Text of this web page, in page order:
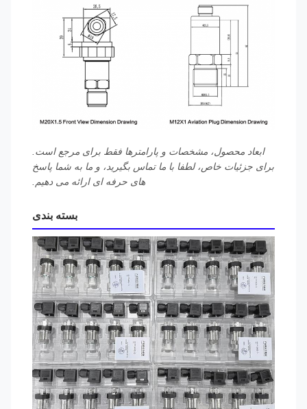
ابعاد محصول، مشخصات و پارامترها فقط برای مرجع است.
برای جزئیات خاص، لطفا با ما تماس بگیرید، و ما به شما پاسخ
های حرفه ای ارائه می دهیم.
بسته بندی